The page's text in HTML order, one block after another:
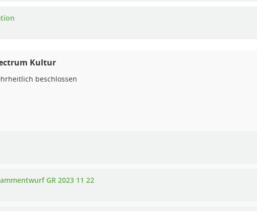
Kultur
beschlossen
GR 2023 11 22